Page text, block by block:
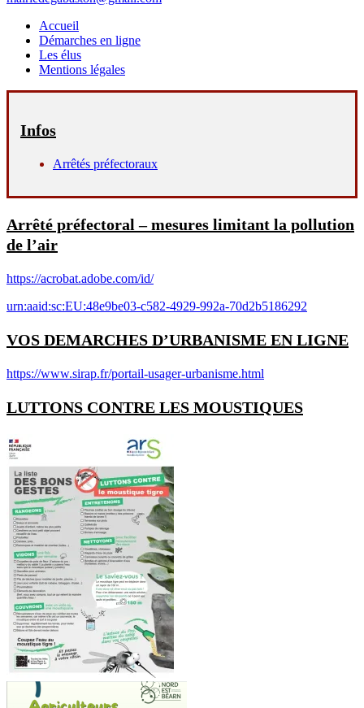
Accueil
Démarches en ligne
Les élus
Mentions légales
Infos
Arrêtés préfectoraux
Arrêté préfectoral – mesures limitant la pollution
de l’air
https://acrobat.adobe.com/id/
urn:aaid:sc:EU:48e9be03-c582-4929-992a-70d2b5186292
VOS DEMARCHES D’URBANISME EN LIGNE
https://www.sirap.fr/portail-usager-urbanisme.html
LUTTONS CONTRE LES MOUSTIQUES